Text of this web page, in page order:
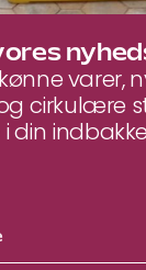
varer,
cirkulære
din